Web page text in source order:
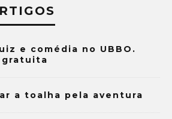
e comédia no UBBO.
gratuita
a toalha pela aventura